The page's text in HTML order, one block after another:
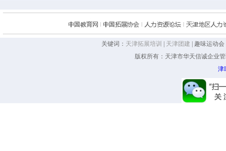
关键词： 天津拓展培训 天津团建 | 趣味运动
版权所有：天津市华天信诚企业
津